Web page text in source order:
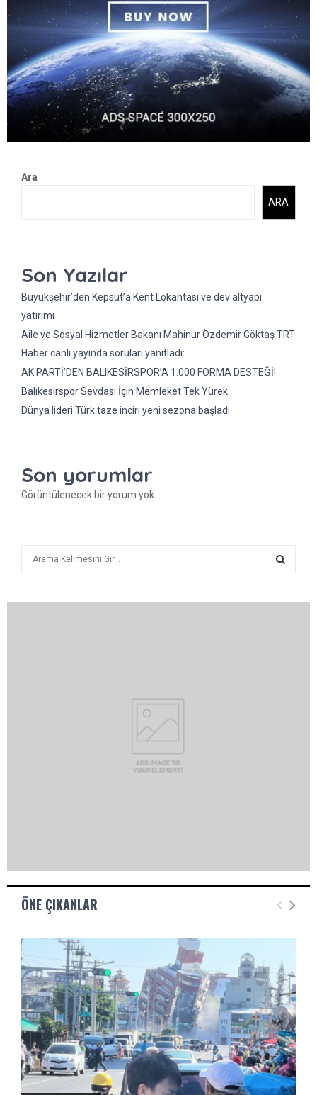
Ara
ARA
Son Yazılar
Büyükşehir’den Kepsut’a Kent Lokantası ve dev altyapı
yatırımı
Aile ve Sosyal Hizmetler Bakanı Mahinur Özdemir Göktaş TRT
Haber canlı yayında soruları yanıtladı:
AK PARTİ’DEN BALIKESİRSPOR’A 1.000 FORMA DESTEĞİ!
Balıkesirspor Sevdası İçin Memleket Tek Yürek
Dünya lideri Türk taze inciri yeni sezona başladı
Son yorumlar
Görüntülenecek bir yorum yok.
ÖNE ÇIKANLAR